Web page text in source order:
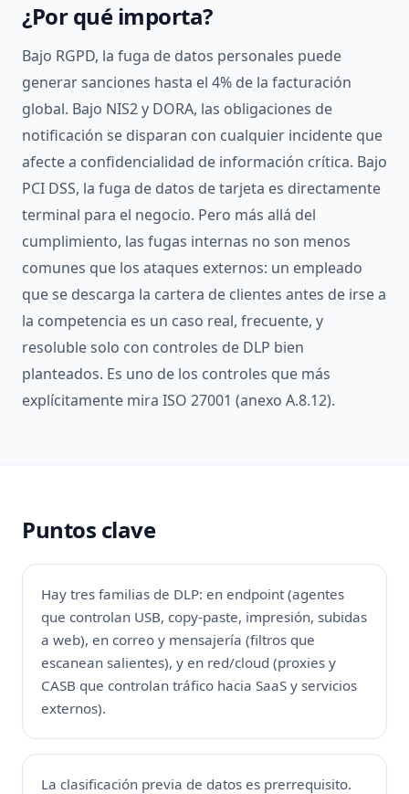
¿Por qué importa?
Bajo RGPD, la fuga de datos personales puede
generar sanciones hasta el 4% de la facturación
global. Bajo NIS2 y DORA, las obligaciones de
notificación se disparan con cualquier incidente que
afecte a confidencialidad de información crítica. Bajo
PCI DSS, la fuga de datos de tarjeta es directamente
terminal para el negocio. Pero más allá del
cumplimiento, las fugas internas no son menos
comunes que los ataques externos: un empleado
que se descarga la cartera de clientes antes de irse a
la competencia es un caso real, frecuente, y
resoluble solo con controles de DLP bien
planteados. Es uno de los controles que más
explícitamente mira ISO 27001 (anexo A.8.12).
Puntos clave
Hay tres familias de DLP: en endpoint (agentes
que controlan USB, copy-paste, impresión, subidas
a web), en correo y mensajería (filtros que
escanean salientes), y en red/cloud (proxies y
CASB que controlan tráfico hacia SaaS y servicios
externos).
La clasificación previa de datos es prerrequisito.